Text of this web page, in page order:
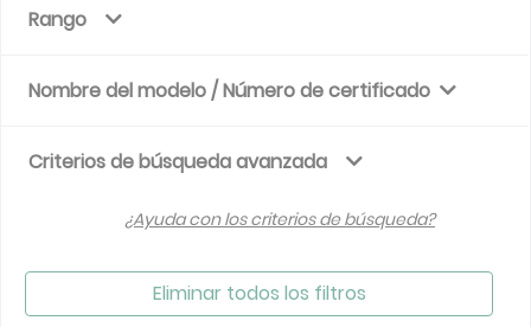
Rango
Nombre del modelo / Número de certificado
Criterios de búsqueda avanzada
¿Ayuda con los criterios de búsqueda?
Eliminar todos los filtros